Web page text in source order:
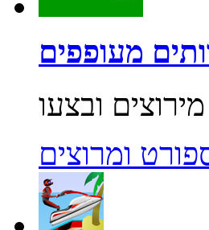
מעופפים
ומרוצים